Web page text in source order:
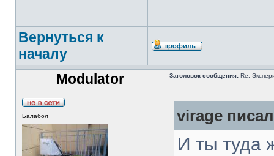
Вернуться к
началу
Modulator
Заголовок сообщения: Re:
Балабол virage
И ты туда